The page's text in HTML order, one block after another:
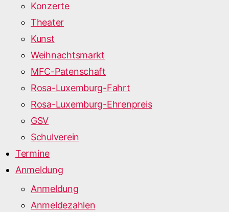
Konzerte
Theater
Kunst
Weihnachtsmarkt
MFC-Patenschaft
Rosa-Luxemburg-Fahrt
Rosa-Luxemburg-Ehrenpreis
GSV
Schulverein
Termine
Anmeldung
Anmeldung
Anmeldezahlen